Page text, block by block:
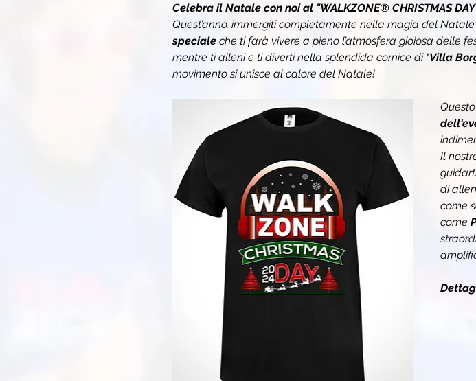
Celebra il Natale con noi al "WALKZONE® CHRISTMAS
Quest’anno, immergiti completamente nella magia del
speciale che ti farà vivere a pieno l’atmosfera gioiosa delle
mentre ti alleni e ti diverti nella splendida cornice di "Villa
movimento si unisce al calore del Natale!
Il
di
come
come